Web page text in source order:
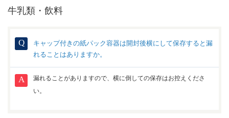
牛乳類・飲料
キャップ付きの紙パック容器は開封後横にして保存すると漏
れることはありますか。
漏れることがありますので、横に倒しての保存はお控えくださ
い。